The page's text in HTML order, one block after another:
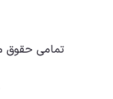
تمامی حقوق